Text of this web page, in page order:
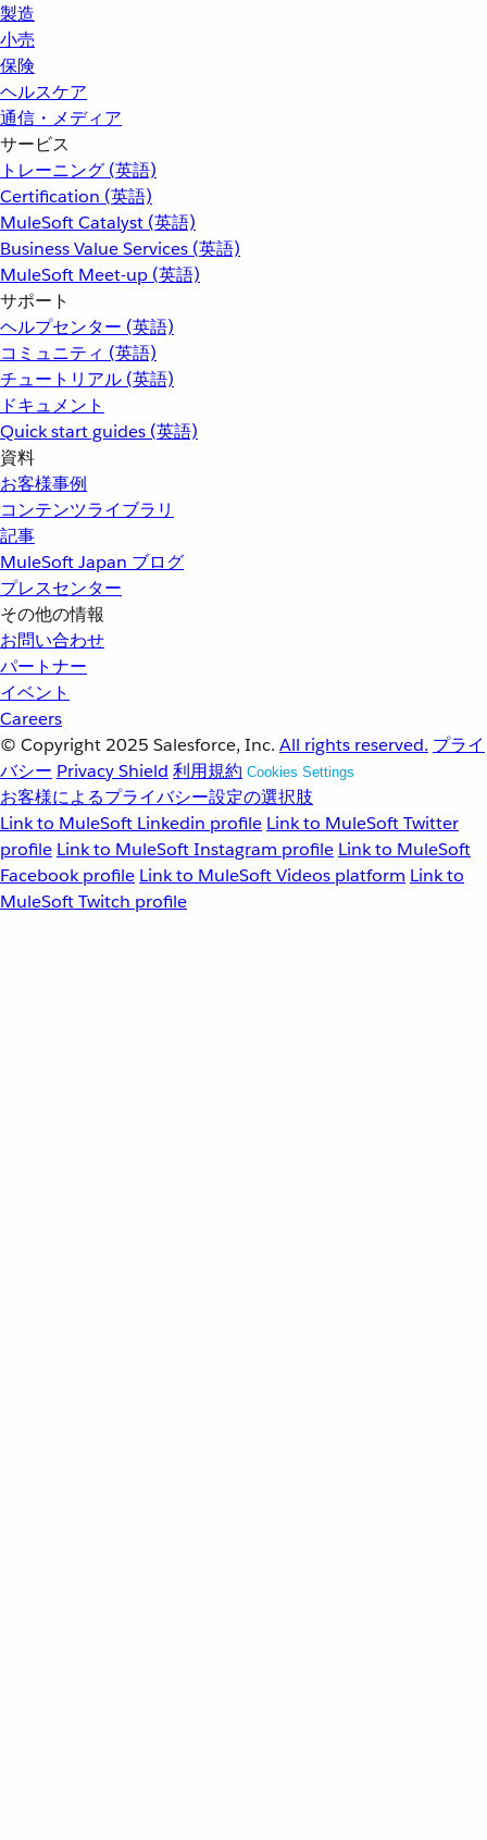
製造
小売
保険
ヘルスケア
通信・メディア
サービス
トレーニング (英語)
Certification (英語)
MuleSoft Catalyst (英語)
Business Value Services (英語)
MuleSoft Meet-up (英語)
サポート
ヘルプセンター (英語)
コミュニティ (英語)
チュートリアル (英語)
ドキュメント
Quick start guides (英語)
資料
お客様事例
コンテンツライブラリ
記事
MuleSoft Japan ブログ
プレスセンター
その他の情報
お問い合わせ
パートナー
イベント
Careers
© Copyright 2025 Salesforce, Inc. All rights reserved. プライ
バシー Privacy Shield 利用規約 Cookies Settings
お客様によるプライバシー設定の選択肢
Link to MuleSoft Linkedin profile Link to MuleSoft Twitter
profile Link to MuleSoft Instagram profile Link to MuleSoft
Facebook profile Link to MuleSoft Videos platform Link to
MuleSoft Twitch profile